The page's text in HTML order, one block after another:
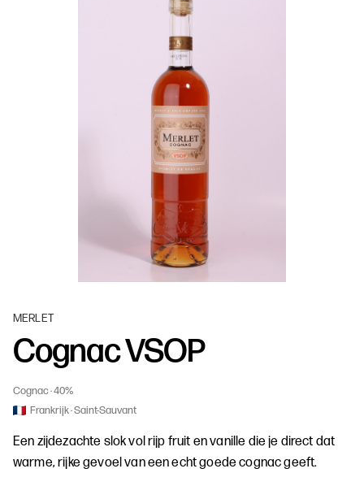
MERLET
Cognac VSOP
Cognac 40%
Frankrijk Saint-Sauvant
Een zijdezachte slok vol rijp fruit en vanille die je direct dat
warme, rijke gevoel van een echt goede cognac geeft.